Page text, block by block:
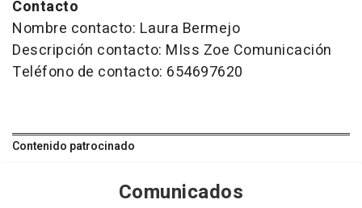
Contacto
Nombre contacto: Laura Bermejo
Descripción contacto: MIss Zoe Comunicación
Teléfono de contacto: 654697620
Contenido patrocinado
Comunicados